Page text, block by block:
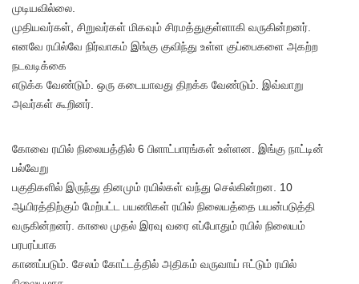
முடியவில்லை.
முதியவர்கள், சிறுவர்கள் மிகவும் சிரமத்துகுள்ளாகி வருகின்றனர்.
எனவே ரயில்வே நிர்வாகம் இங்கு குவிந்து உள்ள குப்பைகளை அகற்ற
நடவடிக்கை
எடுக்க வேண்டும். ஒரு கடையாவது திறக்க வேண்டும். இவ்வாறு
அவர்கள் கூறினர்.
கோவை ரயில் நிலையத்தில் 6 பிளாட்பாரங்கள் உள்ளன. இங்கு நாட்டின்
பல்வேறு
பகுதிகளில் இருந்து தினமும் ரயில்கள் வந்து செல்கின்றன. 10
ஆயிரத்திற்கும் மேற்பட்ட பயணிகள் ரயில் நிலையத்தை பயன்படுத்தி
வருகின்றனர். காலை முதல் இரவு வரை எப்போதும் ரயில் நிலையம்
பரபரப்பாக
காணப்படும். சேலம் கோட்டத்தில் அதிகம் வருவாய் ஈட்டும் ரயில்